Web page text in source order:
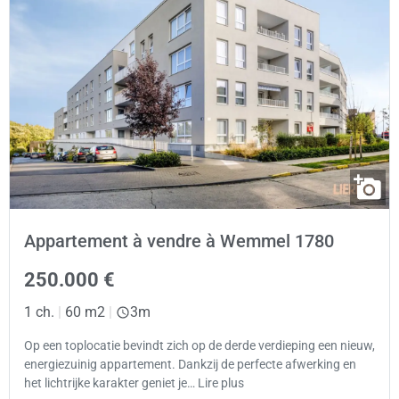
Appartement à vendre à Wemmel 1780
250.000 €
1 ch. 60 m2 3m
Op een toplocatie bevindt zich op de derde verdieping een nieuw,
energiezuinig appartement. Dankzij de perfecte afwerking en
het lichtrijke karakter geniet je… Lire plus